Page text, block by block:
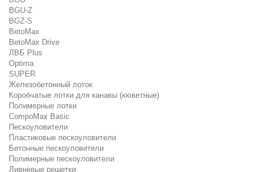
BGU-Z
BGZ-S
BetoMax
BetoMax Drive
ЛВБ Plus
Optima
SUPER
Железобетонный лоток
Коробчатые лотки для канавы (кюветные)
Полимерные лотки
CompoMax Basic
Пескоуловители
Пластиковые пескоуловители
Бетонные пескоуловители
Полимерные пескоуловители
Ливневые решетки